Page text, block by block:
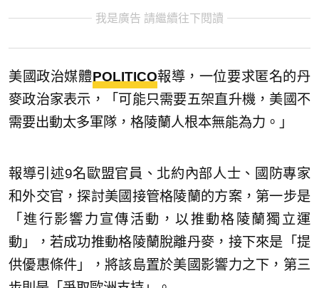
我是廣告 請繼續往下閱讀
美國政治媒體POLITICO報導，一位要求匿名的丹
麥政治家表示，「可能只需要五架直升機，美國不
需要出動太多軍隊，格陵蘭人根本無能為力。」
報導引述9名歐盟官員、北約內部人士、國防專家
和外交官，探討美國接管格陵蘭的方案，第一步是
「進行影響力宣傳活動，以推動格陵蘭獨立運
動」，若成功推動格陵蘭脫離丹麥，接下來是「提
供優惠條件」，將該島置於美國影響力之下，第三